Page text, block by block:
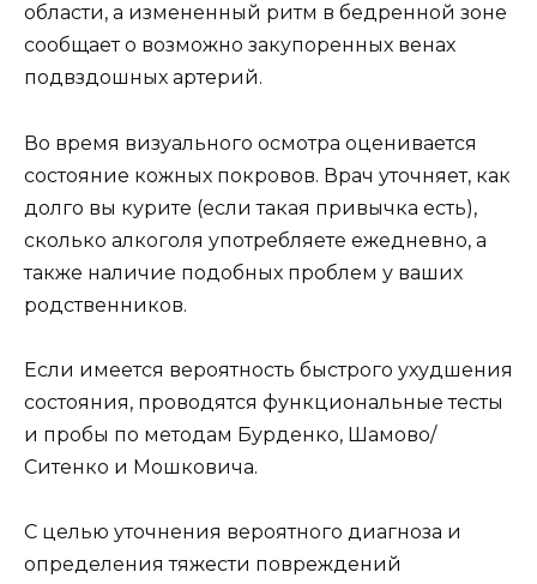
области, а измененный ритм в бедренной зоне
сообщает о возможно закупоренных венах
подвздошных артерий.
Во время визуального осмотра оценивается
состояние кожных покровов. Врач уточняет, как
долго вы курите (если такая привычка есть),
сколько алкоголя употребляете ежедневно, а
также наличие подобных проблем у ваших
родственников.
Если имеется вероятность быстрого ухудшения
состояния, проводятся функциональные тесты
и пробы по методам Бурденко, Шамово/
Ситенко и Мошковича.
С целью уточнения вероятного диагноза и
определения тяжести повреждений